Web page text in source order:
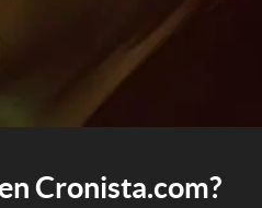
Cronista.com?